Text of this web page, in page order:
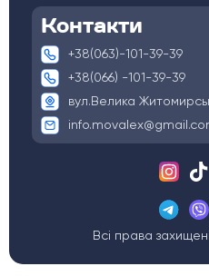
Контакти
+38(063)-101-39-39
+38(066) -101-39-39
вул.Велика
Всі права